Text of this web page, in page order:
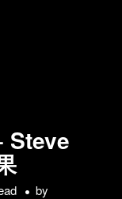
Steve
by